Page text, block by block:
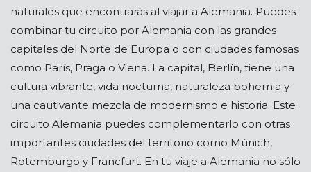
naturales que encontrarás al viajar a Alemania. Puedes
combinar tu circuito por Alemania con las grandes
capitales del Norte de Europa o con ciudades famosas
como París, Praga o Viena. La capital, Berlín, tiene una
cultura vibrante, vida nocturna, naturaleza bohemia y
una cautivante mezcla de modernismo e historia. Este
circuito Alemania puedes complementarlo con otras
importantes ciudades del territorio como Múnich,
Rotemburgo y Francfurt. En tu viaje a Alemania no sólo